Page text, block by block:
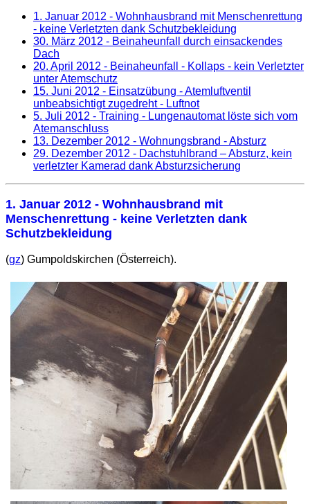
1. Januar 2012 - Wohnhausbrand mit Menschenrettung
- keine Verletzten dank Schutzbekleidung
30. März 2012 - Beinaheunfall durch einsackendes
Dach
20. April 2012 - Beinaheunfall - Kollaps - kein Verletzter
unter Atemschutz
15. Juni 2012 - Einsatzübung - Atemluftventil
unbeabsichtigt zugedreht - Luftnot
5. Juli 2012 - Training - Lungenautomat löste sich vom
Atemanschluss
13. Dezember 2012 - Wohnungsbrand - Absturz
29. Dezember 2012 - Dachstuhlbrand – Absturz, kein
verletzter Kamerad dank Absturzsicherung
1. Januar 2012 - Wohnhausbrand mit
Menschenrettung - keine Verletzten dank
Schutzbekleidung
(gz) Gumpoldskirchen (Österreich).